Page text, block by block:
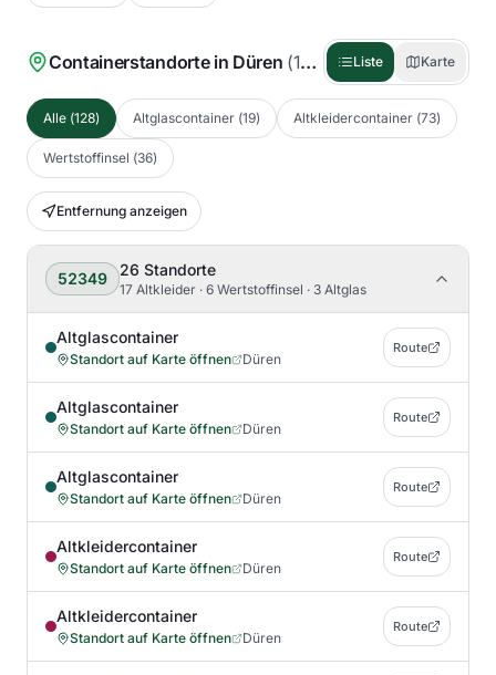
Containerstandorte in Düren (128 Liste Karte
Alle (128) Altglascontainer (19) Altkleidercontainer (73)
Wertstoffinsel (36)
Entfernung anzeigen
52349 26 Standorte
17 Altkleider · 6 Wertstoffinsel · 3 Altglas
Altglascontainer
Standort auf Karte öffnen Düren
Route
Altglascontainer
Standort auf Karte öffnen Düren
Route
Altglascontainer
Standort auf Karte öffnen Düren
Route
Altkleidercontainer
Standort auf Karte öffnen Düren
Route
Altkleidercontainer
Standort auf Karte öffnen Düren
Route